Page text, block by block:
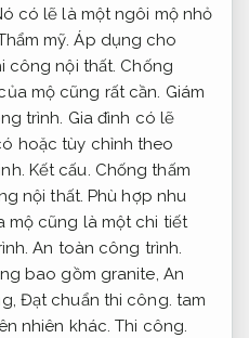
có lẽ là một ngôi mộ nhỏ
mỹ. Áp dụng cho
công nội thất. Chống
mộ cũng rất cần. Giám
trình. Gia đình có lẽ
hoặc tùy chỉnh theo
Kết cấu. Chống thấm
nội thất. Phù hợp nhu
mộ cũng là một chi tiết
An toàn công trình.
bao gồm granite, An
Đạt chuẩn thi công. tam
nhiên khác.Thi công.